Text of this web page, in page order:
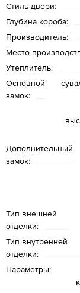
Стиль двери:
Глубина короба:
Производитель:
Место
Утеплитель:
Основной
замок:
Дополнительный
замок:
Тип внешней
отделки:
Тип внутренней
отделки:
Параметры: